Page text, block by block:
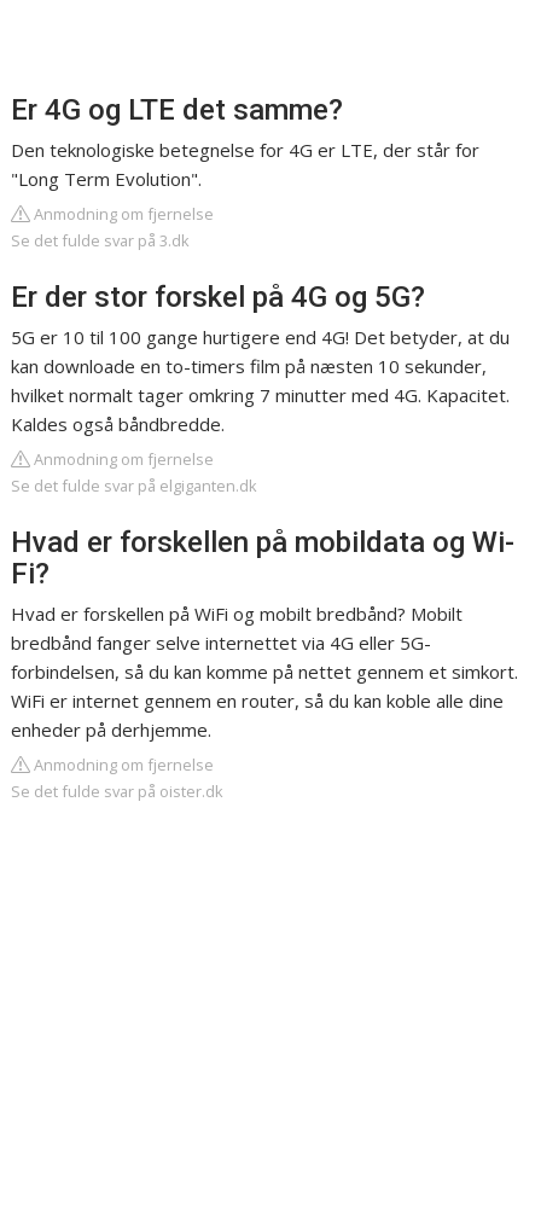
Er 4G og LTE det samme?
Den teknologiske betegnelse for 4G er LTE, der står for
"Long Term Evolution".
Anmodning om fjernelse
Se det fulde svar på 3.dk
Er der stor forskel på 4G og 5G?
5G er 10 til 100 gange hurtigere end 4G! Det betyder, at du
kan downloade en to-timers film på næsten 10 sekunder,
hvilket normalt tager omkring 7 minutter med 4G. Kapacitet.
Kaldes også båndbredde.
Anmodning om fjernelse
Se det fulde svar på elgiganten.dk
Hvad er forskellen på mobildata og Wi-
Fi?
Hvad er forskellen på WiFi og mobilt bredbånd? Mobilt
bredbånd fanger selve internettet via 4G eller 5G-
forbindelsen, så du kan komme på nettet gennem et simkort.
WiFi er internet gennem en router, så du kan koble alle dine
enheder på derhjemme.
Anmodning om fjernelse
Se det fulde svar på oister.dk